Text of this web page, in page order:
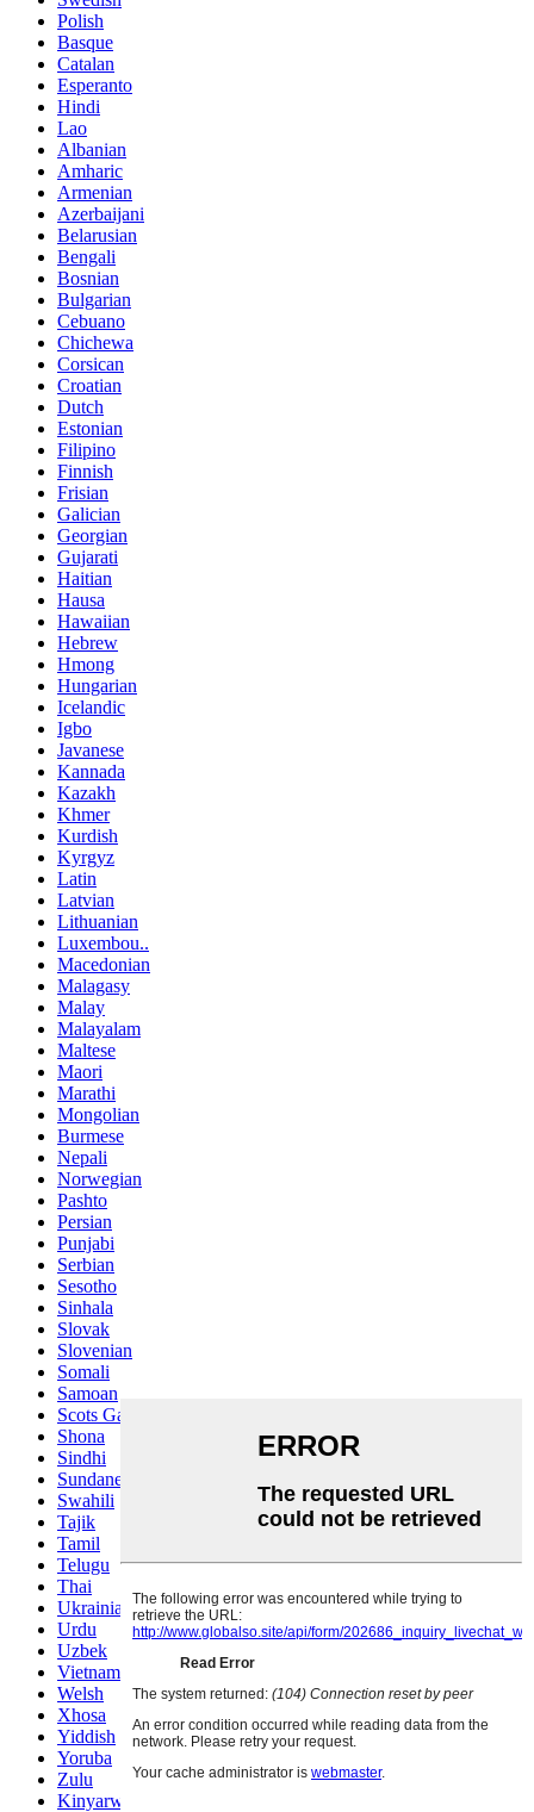
Polish
Basque
Catalan
Esperanto
Hindi
Lao
Albanian
Amharic
Armenian
Azerbaijani
Belarusian
Bengali
Bosnian
Bulgarian
Cebuano
Chichewa
Corsican
Croatian
Dutch
Estonian
Filipino
Finnish
Frisian
Galician
Georgian
Gujarati
Haitian
Hausa
Hawaiian
Hebrew
Hmong
Hungarian
Icelandic
Igbo
Javanese
Kannada
Kazakh
Khmer
Kurdish
Kyrgyz
Latin
Latvian
Lithuanian
Luxembou..
Macedonian
Malagasy
Malay
Malayalam
Maltese
Maori
Marathi
Mongolian
Burmese
Nepali
Norwegian
Pashto
Persian
Punjabi
Serbian
Sesotho
Sinhala
Slovak
Slovenian
Somali
Samoan
Scots Gaelic
Shona
Sindhi
Sundanese
Swahili
Tajik
Tamil
Telugu
Thai
Ukrainian
Urdu
Uzbek
Vietnamese
Welsh
Xhosa
Yiddish
Yoruba
Zulu
Kinyarwanda